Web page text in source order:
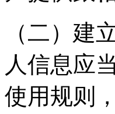
（二）建
人信息应
使用规则